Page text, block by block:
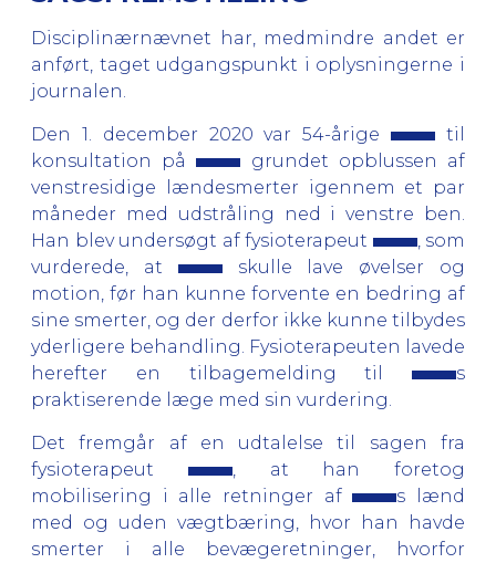
Disciplinærnævnet har, medmindre andet er
anført, taget udgangspunkt i oplysningerne i
journalen.
Den 1. december 2020 var 54-årige
til
konsultation på
grundet opblussen af
venstresidige lændesmerter igennem et par
måneder med udstråling ned i venstre ben.
Han blev undersøgt af fysioterapeut
, som
vurderede, at
skulle lave øvelser og
motion, før han kunne forvente en bedring af
sine smerter, og der derfor ikke kunne tilbydes
yderligere behandling. Fysioterapeuten lavede
herefter en tilbagemelding til
s
praktiserende læge med sin vurdering.
Det fremgår af en udtalelse til sagen fra
fysioterapeut
, at han foretog
mobilisering i alle retninger af
s lænd
med og uden vægtbæring, hvor han havde
smerter i alle bevægeretninger, hvorfor